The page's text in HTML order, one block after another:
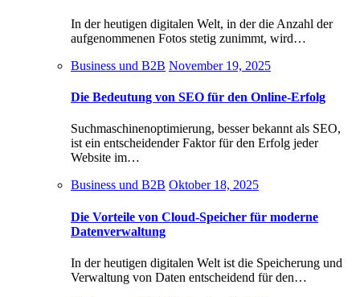
In der heutigen digitalen Welt, in der die Anzahl der
aufgenommenen Fotos stetig zunimmt, wird…
Business und B2B November 19, 2025
Die Bedeutung von SEO für den Online-Erfolg
Suchmaschinenoptimierung, besser bekannt als SEO,
ist ein entscheidender Faktor für den Erfolg jeder
Website im…
Business und B2B Oktober 18, 2025
Die Vorteile von Cloud-Speicher für moderne
Datenverwaltung
In der heutigen digitalen Welt ist die Speicherung und
Verwaltung von Daten entscheidend für den…